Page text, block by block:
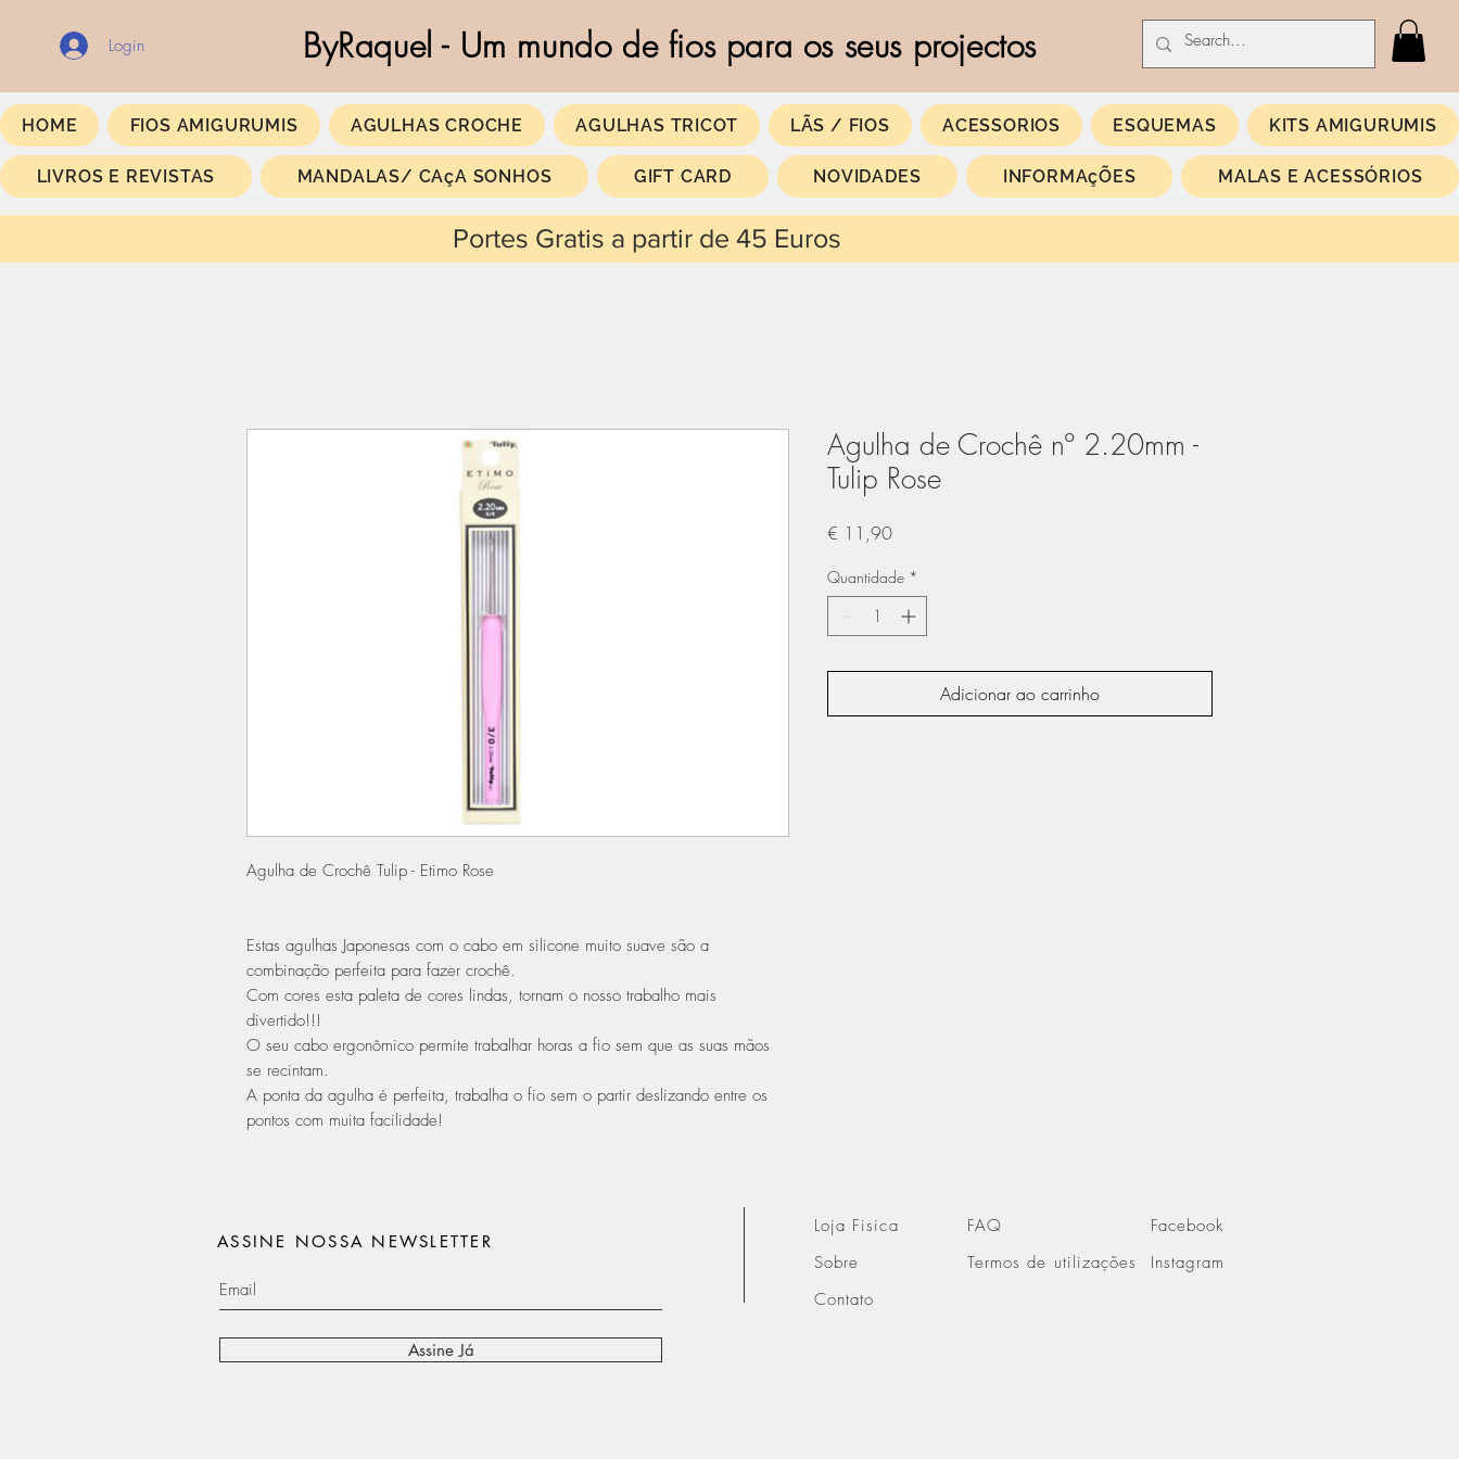
Login ByRaquel - Um mundo de fios para os seus projectos
HOME FIOS AMIGURUMIS AGULHAS CROCHE AGULHAS TRICOT LÃS / FIOS ACESSORIOS ESQUEMAS KITS AMIGURUMIS
LIVROS E REVISTAS MANDALAS/ CAçA SONHOS GIFT CARD NOVIDADES INFORMAçÕES MALAS E ACESSÓRIOS
Portes Gratis a partir de 45 Euros
Agulha de Crochê Tulip - Etimo Rose
Estas agulhas Japonesas com o cabo em silicone muito suave são a
combinação perfeita para fazer crochê.
Com cores esta paleta de cores lindas, tornam o nosso trabalho mais
divertido!!!
O seu cabo ergonômico permite trabalhar horas a fio sem que as suas mãos
se recintam.
A ponta da agulha é perfeita, trabalha o fio sem o partir deslizando entre os
pontos com muita facilidade!
Agulha de Crochê nº 2.20mm -
Tulip Rose
€ 11,90Preço
Quantidade *
Adicionar ao carrinho
Assine Já
ASSINE NOSSA NEWSLETTER
Loja Fisica
Sobre
Contato
FAQ
Termos de utilizações
Facebook
Instagram